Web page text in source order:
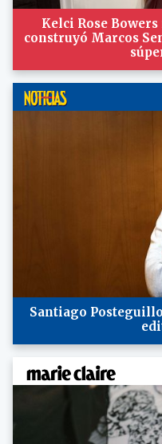
Kelci Rose
construyó Marcos
Santiago